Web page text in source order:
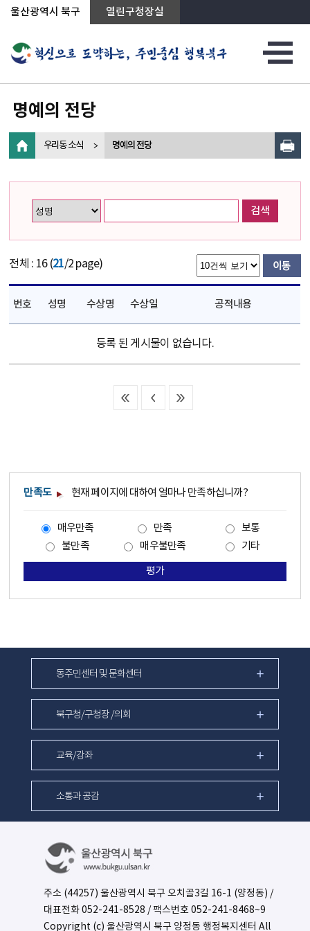
상단메뉴로 바로가기
전체메뉴로 바로가기
왼쪽메뉴로 바로가기
본문으로 바로가기
울산광역시 북구 열린구청장실
명예의 전당
우리동 소식 명예의 전당
검색
전체 : 16 (21/2 page)
번호 성명 수상명 수상일 공적내용
등록 된 게시물이 없습니다.
만족도 현재 페이지에 대하여 얼마나 만족하십니까?
매우만족 만족
보통
불만족
매우불만족 기타
평가
동주민센터 및 문화센터
북구청/구청장 /의회
교육/강좌
소통과 공감
주소 (44257) 울산광역시 북구 오치골3길 16-1 (양정동) /
대표전화052-241-8528 / 팩스번호 052-241-8468~9
Copyright (c) 울산광역시 북구 양정동 행정복지센터 All